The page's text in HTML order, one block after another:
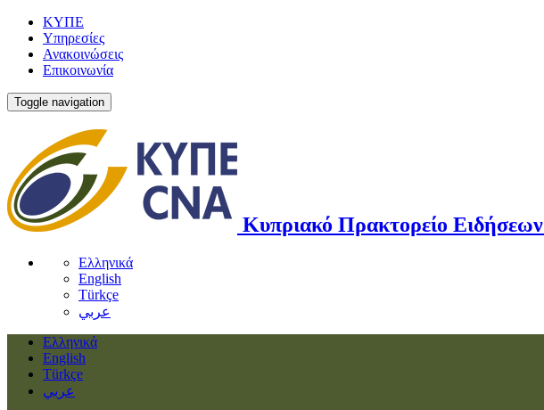
ΚΥΠΕ
Υπηρεσίες
Ανακοινώσεις
Επικοινωνία
Toggle navigation
Κυπριακό Πρακτορείο Ειδήσεων
Ελληνικά
English
Türkçe
عربي
Ελληνικά
English
Türkçe
عربي